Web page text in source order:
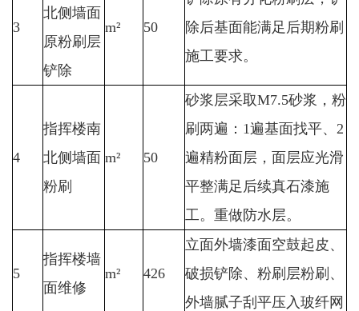
3
北侧墙面
原粉刷层
铲除
m² 50
除后基面能满足后期粉刷
施工要求。
4
指挥楼南
北侧墙面
粉刷
m² 50
砂浆层采取M7.5砂浆，粉
刷两遍：1遍基面找平、2
遍精粉面层，面层应光滑
平整满足后续真石漆施
工。重做防水层。
5
指挥楼墙
面维修
m² 426
立面外墙漆面空鼓起皮、
破损铲除、粉刷层粉刷、
外墙腻子刮平压入玻纤网